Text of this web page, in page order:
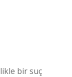
bir suç